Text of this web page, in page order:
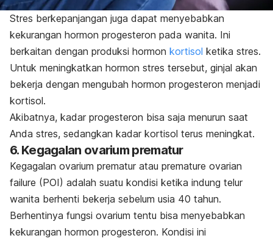
Stres berkepanjangan juga dapat menyebabkan
kekurangan hormon progesteron pada wanita. Ini
berkaitan dengan produksi hormon kortisol ketika stres.
Untuk meningkatkan hormon stres tersebut, ginjal akan
bekerja dengan mengubah hormon progesteron menjadi
kortisol.
Akibatnya, kadar progesteron bisa saja menurun saat
Anda stres, sedangkan kadar kortisol terus meningkat.
6. Kegagalan ovarium prematur
Kegagalan ovarium prematur atau premature ovarian
failure (POI) adalah suatu kondisi ketika indung telur
wanita berhenti bekerja sebelum usia 40 tahun.
Berhentinya fungsi ovarium tentu bisa menyebabkan
kekurangan hormon progesteron. Kondisi ini